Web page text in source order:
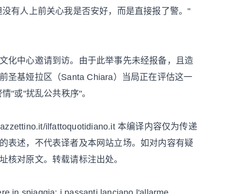
有人上前关心我是否安好，而是直接报了警。"
化中心邀请到访。由于此举事先未经报备，且造
圣基娅拉区（Santa Chiara）当局正在评估这一
"或"扰乱公共秩序"。
ilfattoquotidiano.it 本编译内容仅为传递
表述，不代表译者及本网站立场。如对内容有疑
核对原文。转载请标注出处。